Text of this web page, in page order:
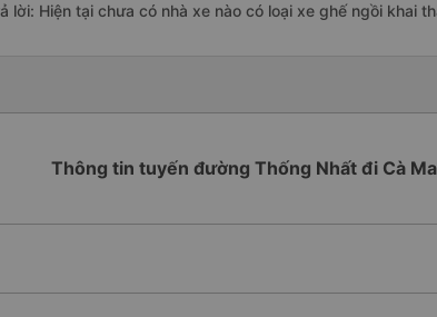
lời: Hiện tại chưa có nhà xe nào có loại xe ghế ngồi khai
Thông tin tuyến đường Thống Nhất đi Cà